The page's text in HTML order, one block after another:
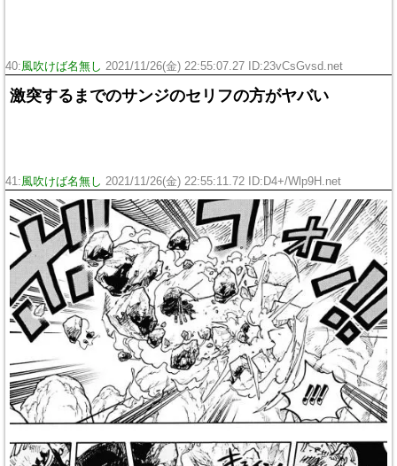
40:風吹けば名無し 2021/11/26(金) 22:55:07.27 ID:23vCsGvsd.net
激突するまでのサンジのセリフの方がヤバい
41:風吹けば名無し 2021/11/26(金) 22:55:11.72 ID:D4+/Wlp9H.net